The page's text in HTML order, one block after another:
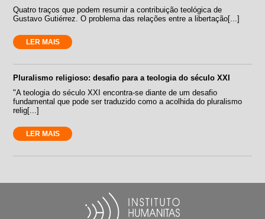
Quatro traços que podem resumir a contribuição teológica de
Gustavo Gutiérrez. O problema das relações entre a libertação[...]
LER MAIS
Pluralismo religioso: desafio para a teologia do século XXI
"A teologia do século XXI encontra-se diante de um desafio
fundamental que pode ser traduzido como a acolhida do pluralismo
relig[...]
LER MAIS